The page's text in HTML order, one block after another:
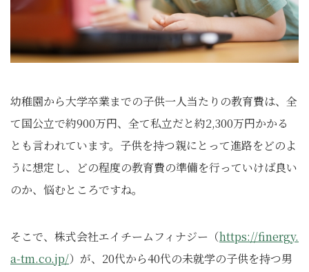
幼稚園から大学卒業までの子供一人当たりの教育費は、全
て国公立で約900万円、全て私立だと約2,300万円かかる
とも言われています。子供を持つ親にとって進路をどのよ
うに想定し、どの程度の教育費の準備を行っていけば良い
のか、悩むところですね。
そこで、株式会社エイチームフィナジー（https://finergy.
a-tm.co.jp/）が、20代から40代の未就学の子供を持つ男